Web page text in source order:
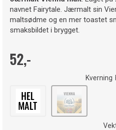
navnet Fairytale. Jærmalt sin
maltsødme og en mer toastet
smaksbildet i brygget.
52,-
Kverning